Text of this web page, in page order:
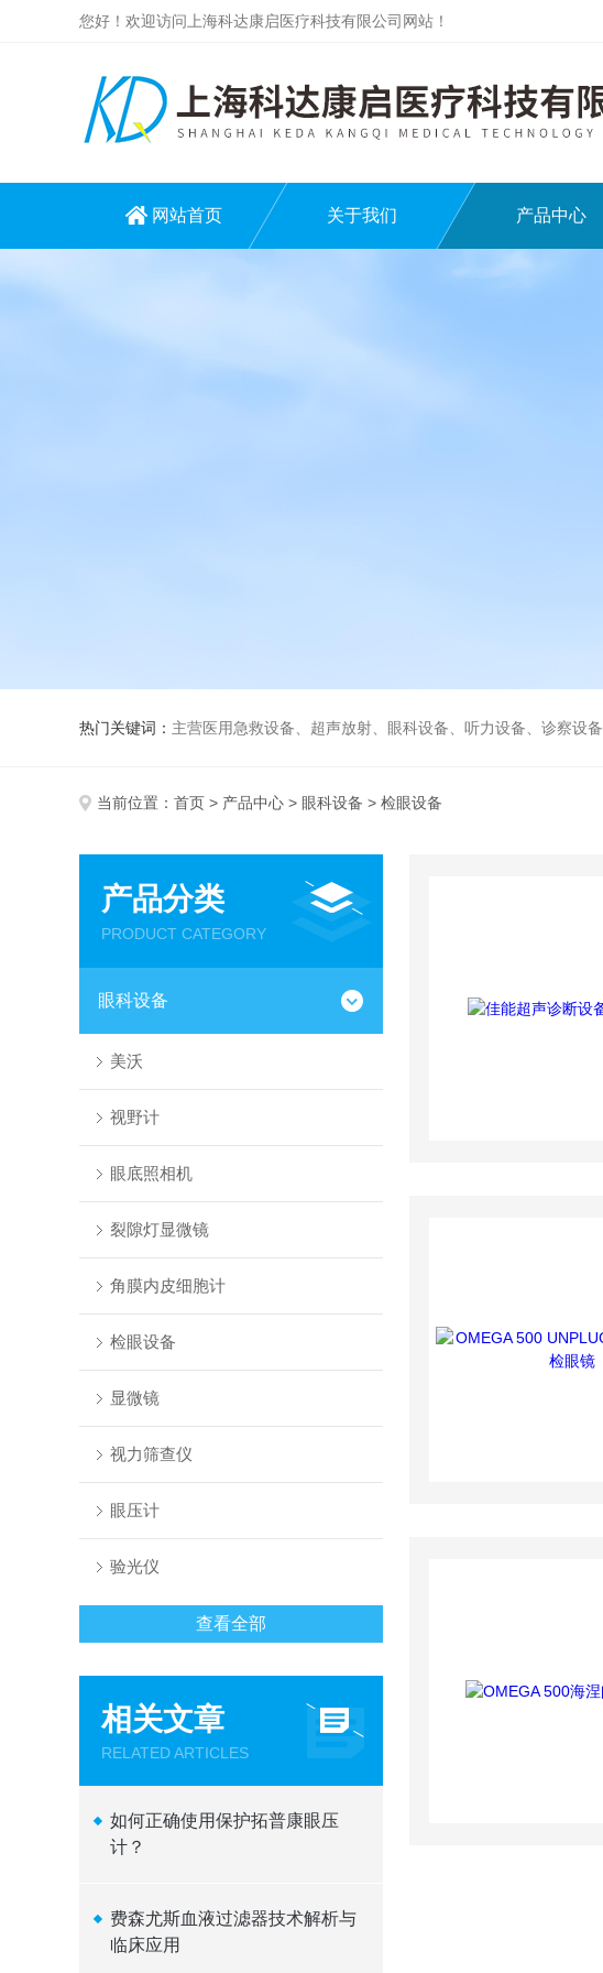
您好！欢迎访问上海科达康启医疗科技有限公司网站！
网站首页 关于我们 产品中心
热门关键词： 主营医用急救设备、超声放射、眼科设备、听力设备、诊察设备、康复治疗、体检设
当前位置： 首页 > 产品中心 > 眼科设备 > 检眼设备
产品分类
PRODUCT CATEGORY
眼科设备
美沃
视野计
眼底照相机
裂隙灯显微镜
角膜内皮细胞计
检眼设备
显微镜
视力筛查仪
眼压计
验光仪
查看全部
相关文章
RELATED ARTICLES
如何正确使用保护拓普康眼压
计？
费森尤斯血液过滤器技术解析与
临床应用